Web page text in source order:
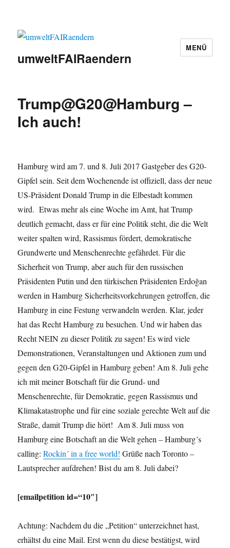
umweltFAIRaendern
MENÜ
Trump@G20@Hamburg –
Ich auch!
Hamburg wird am 7. und 8. Juli 2017 Gast­geber des G20-
Gipfel sein. Seit dem Wochenende ist offiziell, dass der neue
US-Präsident Donald Trump in die Elbestadt kommen
wird. Etwas mehr als eine Woche im Amt, hat Trump
deutlich gemacht, dass er für eine Politik steht, die die Welt
weiter spalten wird, Rassismus fördert, demokratische
Grundwerte und Menschenrechte gefährdet. Für die
Sicherheit von Trump, aber auch für den russischen
Präsidenten Putin und den türkischen Präsidenten Erdoğan
werden in Hamburg Sicherheitsvorkehrungen getroffen, die
Hamburg in eine Festung verwandeln werden. Klar, jeder
hat das Recht Hamburg zu besuchen. Und wir haben das
Recht NEIN zu dieser Politik zu sagen! Es wird viele
Demonstrationen, Veranstaltungen und Aktionen zum und
gegen den G20-Gipfel in Hamburg geben! Am 8. Juli gehe
ich mit meiner Botschaft für die Grund- und
Menschenrechte, für Demokratie, gegen Rassismus und
Klimakatastrophe und für eine soziale gerechte Welt auf die
Straße, damit Trump die hört! Am 8. Juli muss von
Hamburg eine Botschaft an die Welt gehen – Hamburg´s
calling:Rockin´ in a free world! Grüße nach Toronto –
Lautsprecher aufdrehen! Bist du am 8. Juli dabei?
[emailpetition id=“10″]
Achtung: Nachdem du die „Petition“ unterzeichnet hast,
erhältst du eine Mail. Erst wenn du diese bestätigst, wird